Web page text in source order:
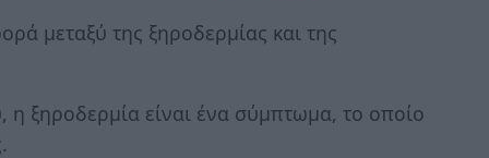
μεταξύ της ξηροδερμίας και της
ξηροδερμία είναι ένα σύμπτωμα, το οποίο